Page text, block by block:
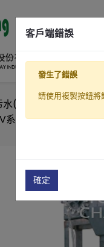
水(廢水)處理設備
系列)
油水分離機
客戶端錯誤
發生了錯誤
請使用複製按鈕將
確定